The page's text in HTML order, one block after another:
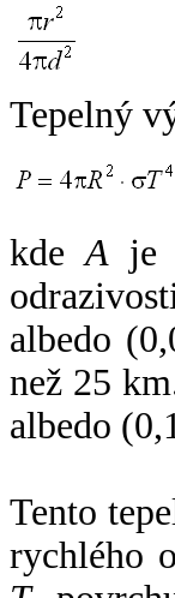
Tepelný
kdeA je
albedo
než 25
albedo
Tento
rychlého